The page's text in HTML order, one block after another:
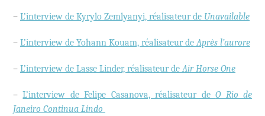
– L’interview de Kyrylo Zemlyanyi, réalisateur de Unavailable
– L’interview de Yohann Kouam, réalisateur deAprès l’aurore
– L’interview de Lasse Linder, réalisateur deAir Horse One
–L’interview de Felipe Casanova, réalisateur deO Rio de
Janeiro Continua Lindo